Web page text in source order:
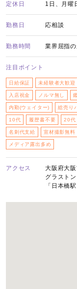
定休日 1日、月曜
勤務日 応相談
勤務時間 業界屈指
注目ポイント
日給保証 未経験者大歓迎
入店祝金 ノルマ無し
内勤(ウェイター) 総売り
10代 履歴書不要 20代
名刺代支給 宣材撮影無料
メディア露出多め
アクセス
大阪府大
グラスト
「日本橋